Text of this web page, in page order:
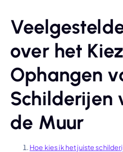
over het
Ophangen
Schilderijen
de Muur
Hoe kies ik het juiste